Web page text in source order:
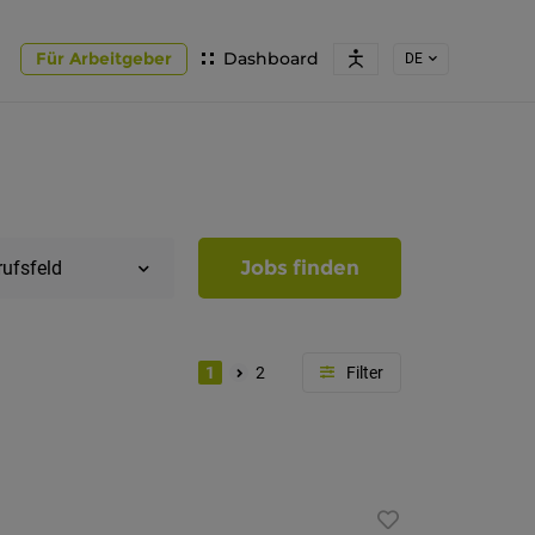
Dashboard
Für Arbeitgeber DE
Jobs finden
1 2